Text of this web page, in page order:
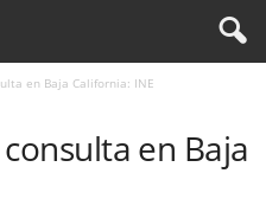
en Baja California: INE
en Baja